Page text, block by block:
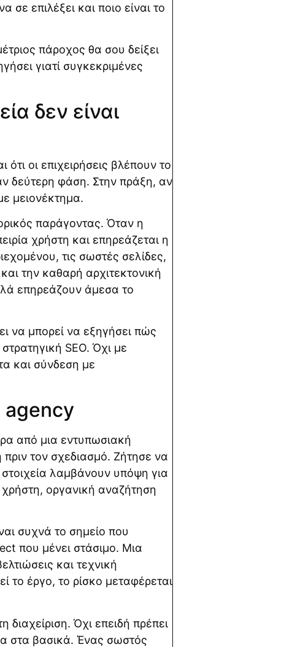
σε επιλέξει και ποιο είναι το
πάροχος θα σου δείξει
γιατί συγκεκριμένες
δεν είναι
οι επιχειρήσεις βλέπουν το
δεύτερη φάση. Στην πράξη, αν
μειονέκτημα.
παράγοντας. Όταν η
χρήστη και επηρεάζεται η
τις σωστές σελίδες,
και την καθαρή αρχιτεκτονική
επηρεάζουν άμεσα το
να μπορεί να εξηγήσει πώς
SEO. Όχι με
και σύνδεση με
agency
από μια εντυπωσιακή
τον σχεδιασμό. Ζήτησε να
λαμβάνουν υπόψη για
οργανική αναζήτηση
συχνά το σημείο που
που μένει στάσιμο. Μια
και τεχνική
το έργο, το ρίσκο μεταφέρεται
διαχείριση. Όχι επειδή πρέπει
στα βασικά. Ένας σωστός